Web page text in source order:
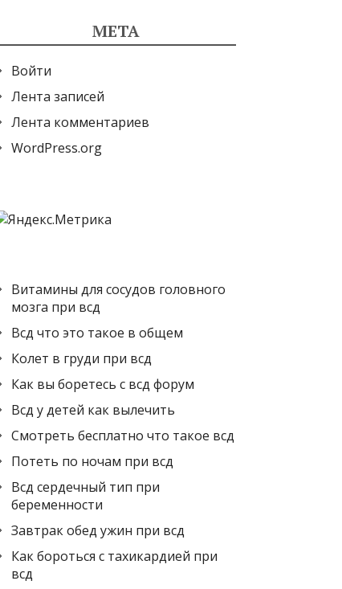
МЕТА
Войти
Лента записей
Лента комментариев
WordPress.org
Витамины для сосудов головного
мозга при всд
Всд что это такое в общем
Колет в груди при всд
Как вы боретесь с всд форум
Всд у детей как вылечить
Смотреть бесплатно что такое всд
Потеть по ночам при всд
Всд сердечный тип при
беременности
Завтрак обед ужин при всд
Как бороться с тахикардией при
всд